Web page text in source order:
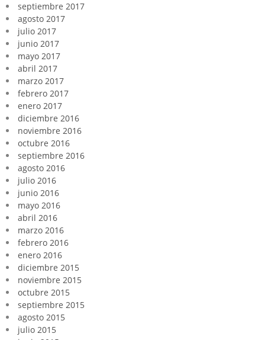
septiembre 2017
agosto 2017
julio 2017
junio 2017
mayo 2017
abril 2017
marzo 2017
febrero 2017
enero 2017
diciembre 2016
noviembre 2016
octubre 2016
septiembre 2016
agosto 2016
julio 2016
junio 2016
mayo 2016
abril 2016
marzo 2016
febrero 2016
enero 2016
diciembre 2015
noviembre 2015
octubre 2015
septiembre 2015
agosto 2015
julio 2015